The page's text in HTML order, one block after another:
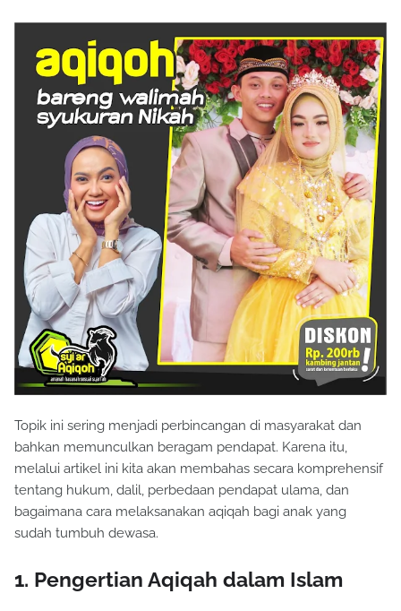
Topik ini sering menjadi perbincangan di masyarakat dan
bahkan memunculkan beragam pendapat. Karena itu,
melalui artikel ini kita akan membahas secara komprehensif
tentang hukum, dalil, perbedaan pendapat ulama, dan
bagaimana cara melaksanakan aqiqah bagi anak yang
sudah tumbuh dewasa.
1. Pengertian Aqiqah dalam Islam